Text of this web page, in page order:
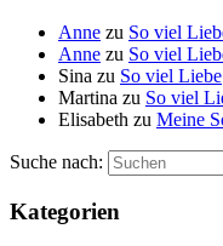
Anne zu So viel
Anne zu So viel
Sina zu So viel Liebe
Martina zu So viel
Elisabeth zu Meine
Suche nach:
Kategorien